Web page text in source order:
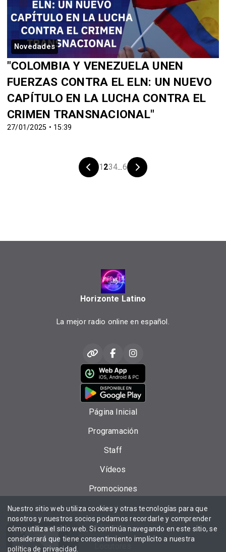
Novedades
27/01/2025 • 15:39
"COLOMBIA Y VENEZUELA UNEN
FUERZAS CONTRA EL ELN: UN NUEVO
CAPÍTULO EN LA LUCHA CONTRA EL
CRIMEN TRANSNACIONAL"
1 234...6
Horizonte Latino
La mejor radio online en español.
Página Inicial
Programación
Staff
Vídeos
Promociones
Eventos
Mensajes
Nuestro sitio web utiliza cookies y otras tecnologías para que
nosotros y nuestros socios podamos recordarle y comprender
cómo utiliza el sitio web. Si continúa navegando en este sitio, se
considerará que tiene consentimiento implícito a nuestra
política de privacidad